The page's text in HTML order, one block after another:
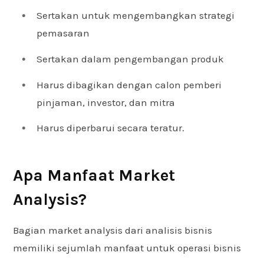
Sertakan untuk mengembangkan strategi
pemasaran
Sertakan dalam pengembangan produk
Harus dibagikan dengan calon pemberi
pinjaman, investor, dan mitra
Harus diperbarui secara teratur.
Apa Manfaat Market
Analysis?
Bagian market analysis dari analisis bisnis
memiliki sejumlah manfaat untuk operasi bisnis